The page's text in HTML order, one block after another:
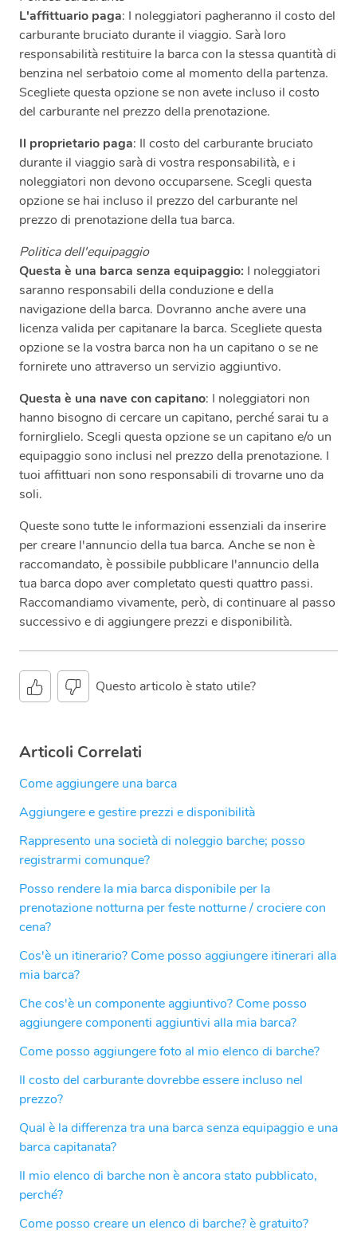
L'affittuario paga: I noleggiatori pagheranno il costo del
carburante bruciato durante il viaggio. Sarà loro
responsabilità restituire la barca con la stessa quantità di
benzina nel serbatoio come al momento della partenza.
Scegliete questa opzione se non avete incluso il costo
del carburante nel prezzo della prenotazione.
Il proprietario paga: Il costo del carburante bruciato
durante il viaggio sarà di vostra responsabilità, e i
noleggiatori non devono occuparsene. Scegli questa
opzione se hai incluso il prezzo del carburante nel
prezzo di prenotazione della tua barca.
Politica dell'equipaggio
Questa è una barca senza equipaggio: I noleggiatori
saranno responsabili della conduzione e della
navigazione della barca. Dovranno anche avere una
licenza valida per capitanare la barca. Scegliete questa
opzione se la vostra barca non ha un capitano o se ne
fornirete uno attraverso un servizio aggiuntivo.
Questa è una nave con capitano: I noleggiatori non
hanno bisogno di cercare un capitano, perché sarai tu a
fornirglielo. Scegli questa opzione se un capitano e/o un
equipaggio sono inclusi nel prezzo della prenotazione. I
tuoi affittuari non sono responsabili di trovarne uno da
soli.
Queste sono tutte le informazioni essenziali da inserire
per creare l'annuncio della tua barca. Anche se non è
raccomandato, è possibile pubblicare l'annuncio della
tua barca dopo aver completato questi quattro passi.
Raccomandiamo vivamente, però, di continuare al passo
successivo e di aggiungere prezzi e disponibilità.
Questo articolo è stato utile?
Articoli Correlati
Come aggiungere una barca
Aggiungere e gestire prezzi e disponibilità
Rappresento una società di noleggio barche; posso
registrarmi comunque?
Posso rendere la mia barca disponibile per la
prenotazione notturna per feste notturne / crociere con
cena?
Cos'è un itinerario? Come posso aggiungere itinerari alla
mia barca?
Che cos'è un componente aggiuntivo? Come posso
aggiungere componenti aggiuntivi alla mia barca?
Come posso aggiungere foto al mio elenco di barche?
Il costo del carburante dovrebbe essere incluso nel
prezzo?
Qual è la differenza tra una barca senza equipaggio e una
barca capitanata?
Il mio elenco di barche non è ancora stato pubblicato,
perché?
Come posso creare un elenco di barche? è gratuito?